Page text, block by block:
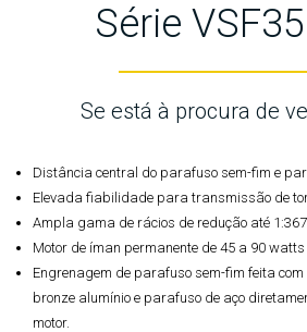
Série
Se está à procura de
Distância central do parafuso sem-fim e
Elevada fiabilidade para transmissão de
Ampla gama de rácios de redução até
Motor de íman permanente de 45 a 90
Engrenagem de parafuso sem-fim feita
bronze alumínio e parafuso de aço
motor.